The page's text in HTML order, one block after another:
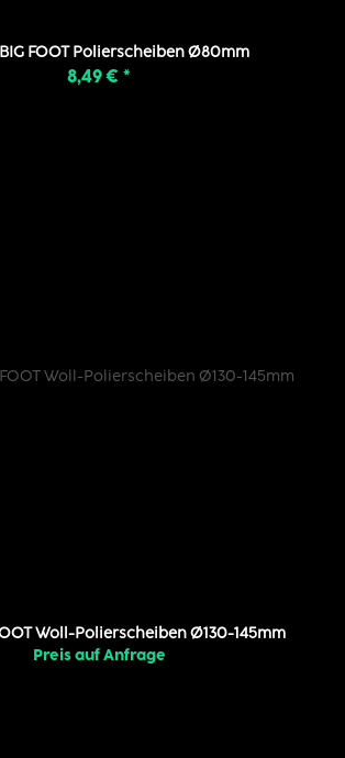
FOOT Polierscheiben Ø80mm
8,49 € *
Woll-Polierscheiben Ø130-145mm
Preis auf Anfrage